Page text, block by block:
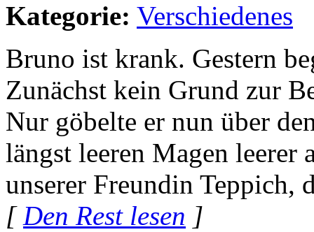
Kategorie: Verschiedenes
Bruno ist krank. Gestern
Zunächst kein Grund zur
Nur göbelte er nun über
längst leeren Magen leerer
unserer Freundin Teppich,
[Den Rest lesen ]